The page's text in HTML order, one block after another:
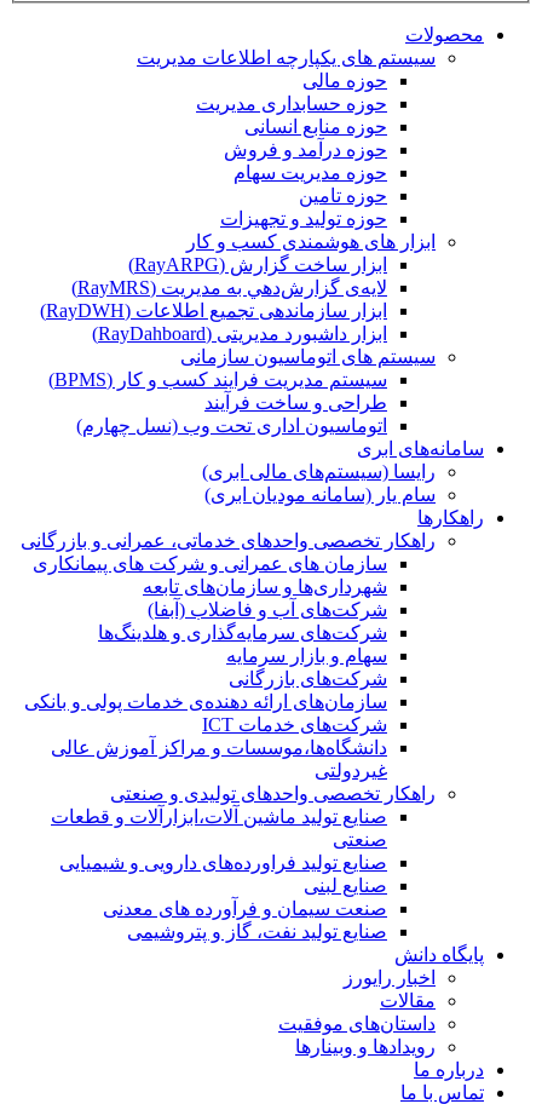
محصولات
سیستم های یکپارچه اطلاعات مدیریت
حوزه مالی
حوزه حسابداری مدیریت
حوزه منابع انسانی
حوزه درآمد و فروش
حوزه مدیریت سهام
حوزه تامین
حوزه تولید و تجهیزات
ابزار های هوشمندی کسب و کار
ابزار ساخت گزارش (RayARPG)
لایه‌ی گزارش‌دهي به مديريت (RayMRS)
ابزار سازماندهی تجمیع اطلاعات (RayDWH)
ابزار داشبورد مدیریتی (RayDahboard)
سیستم های اتوماسیون سازمانی
سیستم مدیریت فرایند کسب و کار (BPMS)
طراحی و ساخت فرآیند
اتوماسیون اداری تحت وب (نسل چهارم)
سامانه‌های ابری
رایسا (سیستم‌های مالی ابری)
سام یار (سامانه مودیان ابری)
راهکارها
راهکار تخصصی واحدهای خدماتی، عمرانی و بازرگانی
سازمان های عمرانی و شرکت های پیمانکاری
شهرداری‌ها و سازمان‌های تابعه
شرکت‌های آب و فاضلاب (آبفا)
شرکت‌های سرمایه‌گذاری و هلدینگ‌ها
سهام و بازار سرمایه
شرکت‌های بازرگانی
سازمان‌های ارائه دهنده‌ی خدمات پولی و بانکی
شرکت‌های خدمات ICT
دانشگاه‌ها،موسسات و مراکز آموزش عالی
غیردولتی
راهکار تخصصی واحدهای تولیدی و صنعتی
صنایع توليد ماشين آلات،ابزارآلات و قطعات
صنعتی
صنایع تولید فراورده‌های دارویی و شیمیایی
صنایع لبنی
صنعت سیمان و فرآورده های معدنی
صنایع تولید نفت، گاز و پتروشيمی
پایگاه دانش
اخبار رایورز
مقالات
داستان‌های موفقیت
رویدادها و وبینارها
درباره ما
تماس با ما